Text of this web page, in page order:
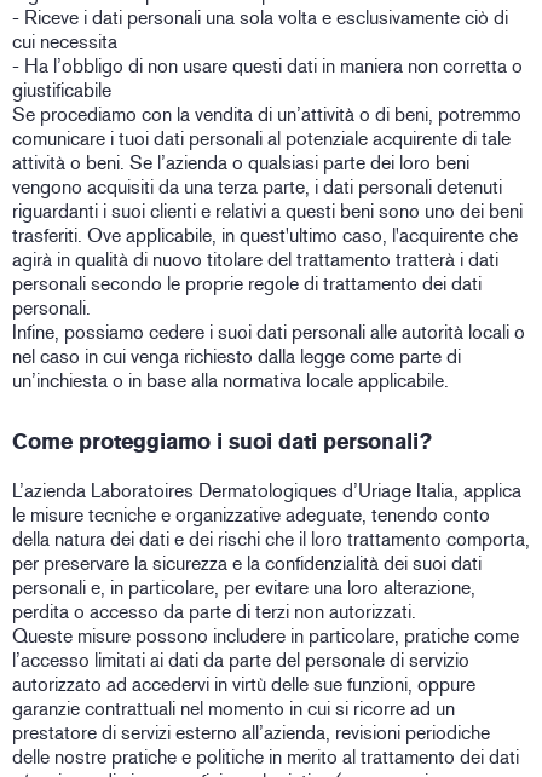
- Riceve i dati personali una sola volta e esclusivamente ciò di
cui necessita
- Ha l’obbligo di non usare questi dati in maniera non corretta o
giustificabile
Se procediamo con la vendita di un’attività o di beni, potremmo
comunicare i tuoi dati personali al potenziale acquirente di tale
attività o beni. Se l’azienda o qualsiasi parte dei loro beni
vengono acquisiti da una terza parte, i dati personali detenuti
riguardanti i suoi clienti e relativi a questi beni sono uno dei beni
trasferiti. Ove applicabile, in quest'ultimo caso, l'acquirente che
agirà in qualità di nuovo titolare del trattamento tratterà i dati
personali secondo le proprie regole di trattamento dei dati
personali.
Infine, possiamo cedere i suoi dati personali alle autorità locali o
nel caso in cui venga richiesto dalla legge come parte di
un’inchiesta o in base alla normativa locale applicabile.
Come proteggiamo i suoi dati personali?
L’azienda Laboratoires Dermatologiques d’Uriage Italia, applica
le misure tecniche e organizzative adeguate, tenendo conto
della natura dei dati e dei rischi che il loro trattamento comporta,
per preservare la sicurezza e la confidenzialità dei suoi dati
personali e, in particolare, per evitare una loro alterazione,
perdita o accesso da parte di terzi non autorizzati.
Queste misure possono includere in particolare, pratiche come
l’accesso limitati ai dati da parte del personale di servizio
autorizzato ad accedervi in virtù delle sue funzioni, oppure
garanzie contrattuali nel momento in cui si ricorre ad un
prestatore di servizi esterno all’azienda, revisioni periodiche
delle nostre pratiche e politiche in merito al trattamento dei dati